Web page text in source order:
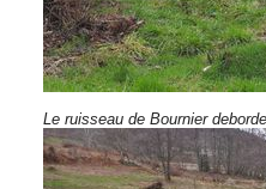
Le ruisseau de Bournier